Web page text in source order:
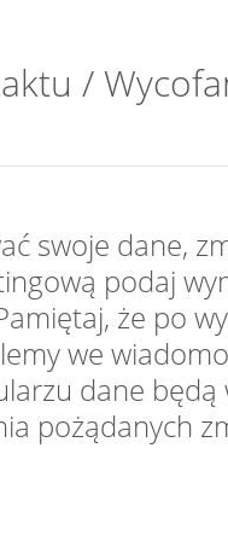
/
swoje dane,
podaj
że po
we
dane
pożądanych